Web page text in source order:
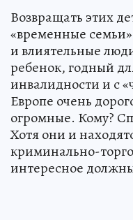
Возвращать этих
«временные
и влиятельные
ребенок, годный
инвалидности и с
Европе очень
огромные. Кому?
Хотя они и
криминально-
интересное